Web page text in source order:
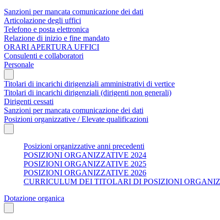
Sanzioni per mancata comunicazione dei dati
Articolazione degli uffici
Telefono e posta elettronica
Relazione di inizio e fine mandato
ORARI APERTURA UFFICI
Consulenti e collaboratori
Personale
Titolari di incarichi dirigenziali amministrativi di vertice
Titolari di incarichi dirigenziali (dirigenti non generali)
Dirigenti cessati
Sanzioni per mancata comunicazione dei dati
Posizioni organizzative / Elevate qualificazioni
Posizioni organizzative anni precedenti
POSIZIONI ORGANIZZATIVE 2024
POSIZIONI ORGANIZZATIVE 2025
POSIZIONI ORGANIZZATIVE 2026
CURRICULUM DEI TITOLARI DI POSIZIONI
Dotazione organica